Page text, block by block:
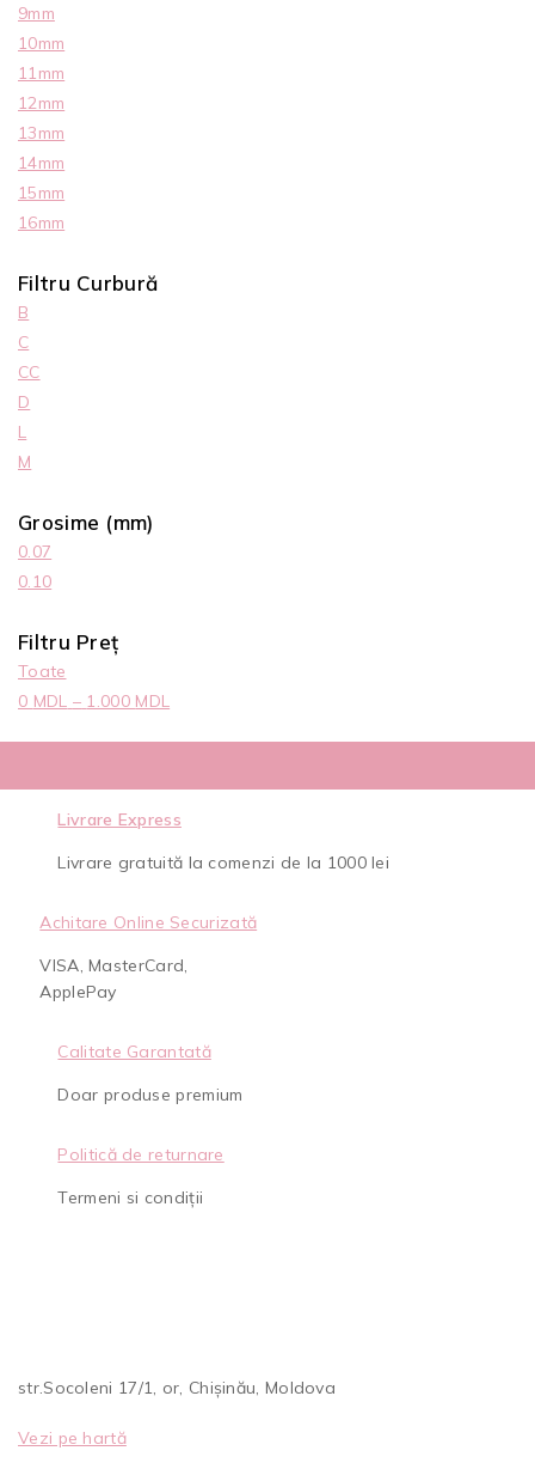
9mm
10mm
11mm
12mm
13mm
14mm
15mm
16mm
Filtru Curbură
B
C
CC
D
L
M
Grosime (mm)
0.07
0.10
Filtru Preț
Toate
0 MDL – 1.000 MDL
Livrare Express
Livrare gratuită la comenzi de la 1000 lei
Achitare Online Securizată
VISA, MasterCard,
ApplePay
Calitate Garantată
Doar produse premium
Politică de returnare
Termeni si condiții
str.Socoleni 17/1, or, Chișinău, Moldova
Vezi pe hartă